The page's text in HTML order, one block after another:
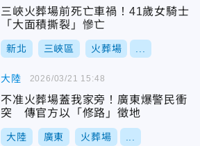
三峽火葬場前死亡車禍！41歲女騎士
「大面積撕裂」慘亡
新北 三峽區 火葬場
大陸
不准火葬場蓋我家旁！廣東爆警民衝
突 傳官方以「修路」徵地
大陸 廣東 火葬場
2026/03/21 15:48